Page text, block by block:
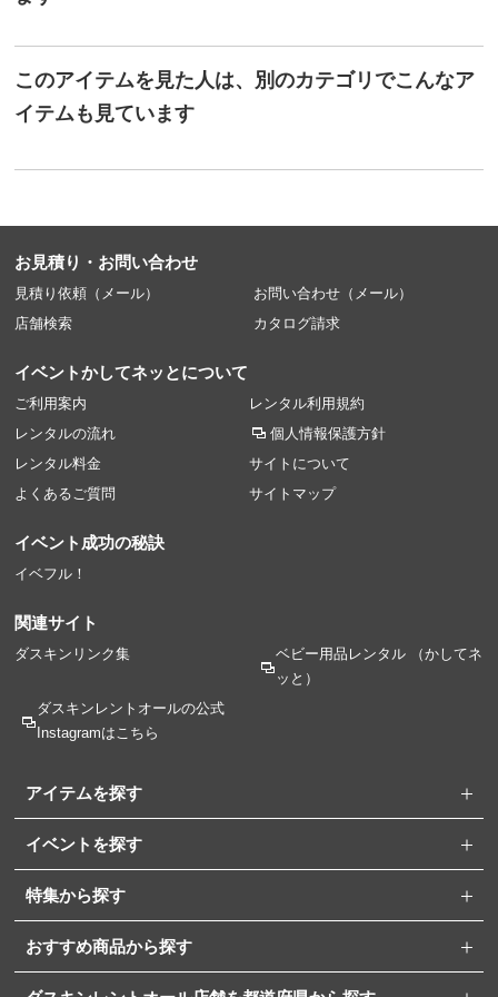
このアイテムを見た人は、別のカテゴリでこんなア
イテムも見ています
お見積り・お問い合わせ
見積り依頼（メール）
お問い合わせ（メール）
店舗検索
カタログ請求
イベントかしてネッとについて
ご利用案内
レンタルの流れ
レンタル料金
よくあるご質問
レンタル利用規約
個人情報保護方針
サイトについて
サイトマップ
イベント成功の秘訣
イベフル！
関連サイト
ダスキンリンク集 ベビー用品レンタル（かしてネ
ッと）
ダスキンレントオールの公式
Instagramはこちら
アイテムを探す
イベントを探す
特集から探す
おすすめ商品から探す